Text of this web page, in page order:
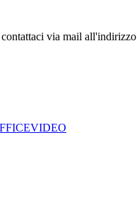
contattaci via mail all'indirizzo